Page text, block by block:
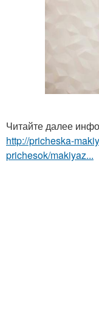
Читайте далее
http://pricheska-
prichesok/makiyaz...